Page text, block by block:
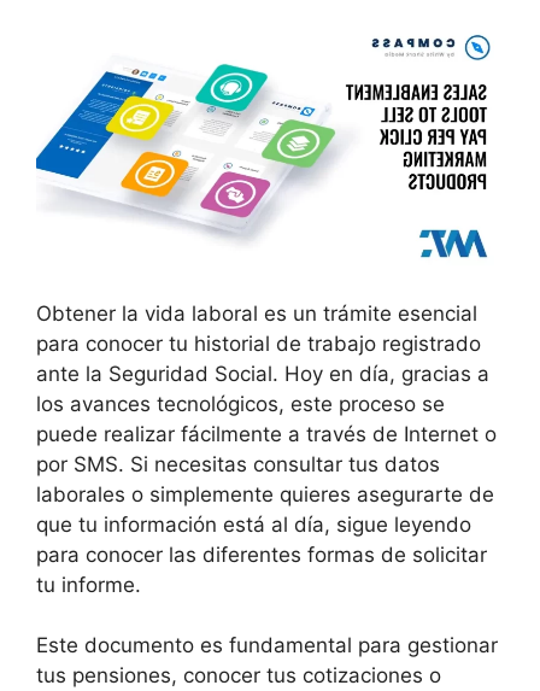
Obtener la vida laboral es un trámite esencial
para conocer tu historial de trabajo registrado
ante la Seguridad Social. Hoy en día, gracias a
los avances tecnológicos, este proceso se
puede realizar fácilmente a través de Internet o
por SMS. Si necesitas consultar tus datos
laborales o simplemente quieres asegurarte de
que tu información está al día, sigue leyendo
para conocer las diferentes formas de solicitar
tu informe.
Este documento es fundamental para gestionar
tus pensiones, conocer tus cotizaciones o